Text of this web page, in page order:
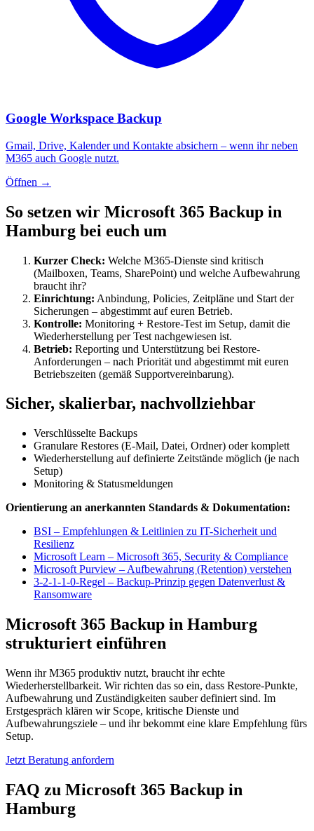
Google Workspace Backup
Gmail, Drive, Kalender und Kontakte absichern – wenn ihr neben
M365 auch Google nutzt.
Öffnen →
So setzen wir Microsoft 365 Backup in
Hamburg bei euch um
Kurzer Check: Welche M365-Dienste sind kritisch
(Mailboxen, Teams, SharePoint) und welche Aufbewahrung
braucht ihr?
Einrichtung: Anbindung, Policies, Zeitpläne und Start der
Sicherungen – abgestimmt auf euren Betrieb.
Kontrolle: Monitoring + Restore-Test im Setup, damit die
Wiederherstellung per Test nachgewiesen ist.
Betrieb: Reporting und Unterstützung bei Restore-
Anforderungen – nach Priorität und abgestimmt mit euren
Betriebszeiten (gemäß Supportvereinbarung).
Sicher, skalierbar, nachvollziehbar
Verschlüsselte Backups
Granulare Restores (E-Mail, Datei, Ordner) oder komplett
Wiederherstellung auf definierte Zeitstände möglich (je nach
Setup)
Monitoring & Statusmeldungen
Orientierung an anerkannten Standards & Dokumentation:
BSI – Empfehlungen & Leitlinien zu IT-Sicherheit und
Resilienz
Microsoft Learn – Microsoft 365, Security & Compliance
Microsoft Purview – Aufbewahrung (Retention) verstehen
3-2-1-1-0-Regel – Backup-Prinzip gegen Datenverlust &
Ransomware
Microsoft 365 Backup in Hamburg
strukturiert einführen
Wenn ihr M365 produktiv nutzt, braucht ihr echte
Wiederherstellbarkeit. Wir richten das so ein, dass Restore-Punkte,
Aufbewahrung und Zuständigkeiten sauber definiert sind. Im
Erstgespräch klären wir Scope, kritische Dienste und
Aufbewahrungsziele – und ihr bekommt eine klare Empfehlung fürs
Setup.
Jetzt Beratung anfordern
FAQ zu Microsoft 365 Backup in
Hamburg